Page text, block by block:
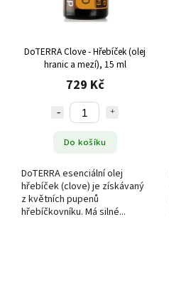
DoTERRA Clove - Hřebíček (olej
hranic a mezí), 15 ml
729 Kč
Do košíku
DoTERRA esenciální olej
hřebíček (clove) je získávaný
z květních pupenů
hřebíčkovníku. Má silné...